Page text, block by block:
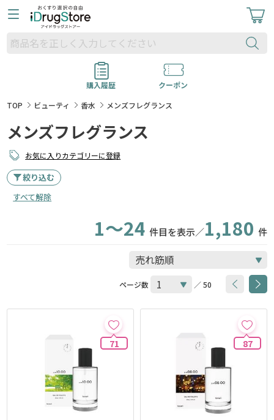
購入履歴
クーポン
TOP
ビューティ 香水 メンズフレグランス
メンズフレグランス
お気に入りカテゴリーに登録
絞り込む
すべて解除
1～24 件目を表示／1,180 件
ページ数 ／ 50
71 87